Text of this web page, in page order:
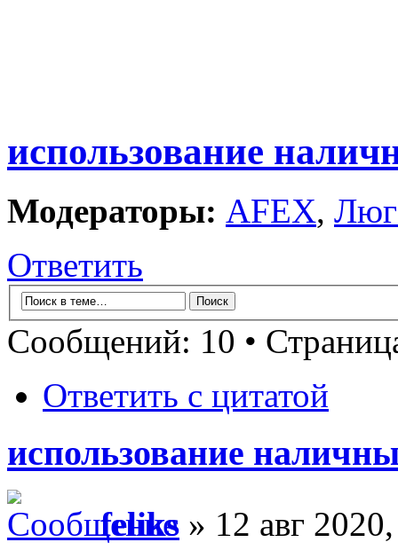
использование
Модераторы: AFEX,
Ответить
Сообщений: 10 •
Ответить с цитатой
использование
feliks » 12 авг